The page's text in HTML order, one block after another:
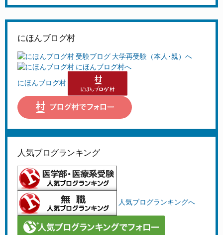
にほんブログ村
にほんブログ村
人気ブログランキング
人気ブログランキングへ